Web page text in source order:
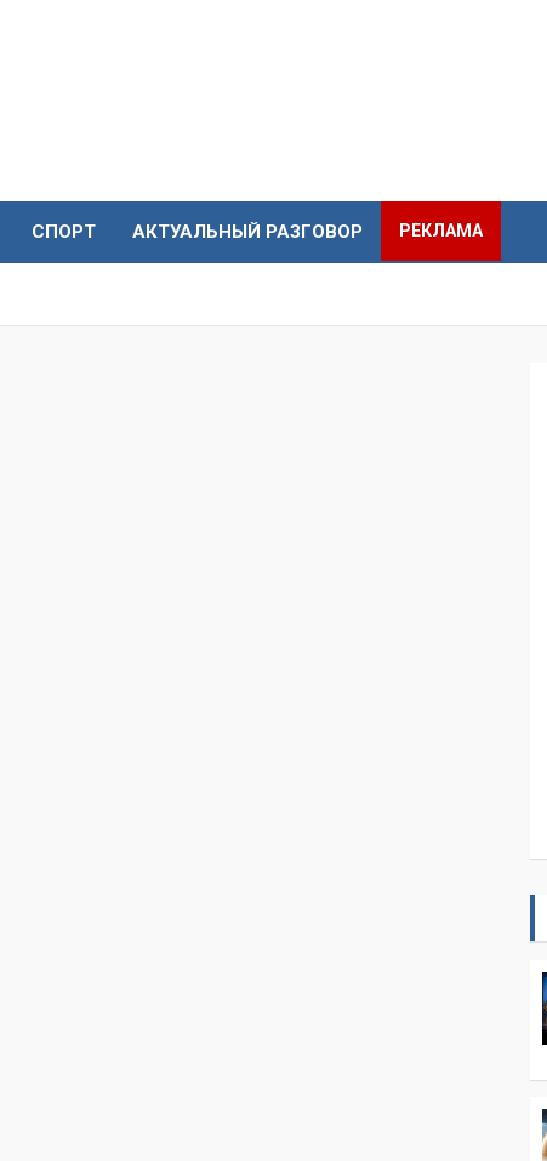
СПОРТ АКТУАЛЬНЫЙ РАЗГОВОР РЕКЛАМА